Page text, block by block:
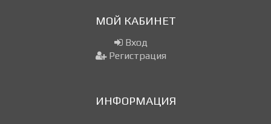
МОЙ КАБИНЕТ
Вход
Регистрация
ИНФОРМАЦИЯ